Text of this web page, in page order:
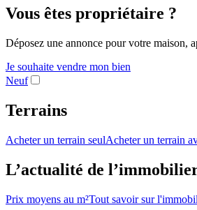
Vous êtes propriétaire ?
Déposez une annonce pour votre maison,
Je souhaite vendre mon bien
Neuf
Terrains
Acheter un terrain seulAcheter un terrain
L’actualité de
Prix moyens au m²Tout savoir sur